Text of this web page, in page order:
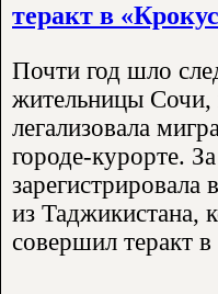
теракт в
Почти год шло
жительницы Сочи,
легализовала
городе-курорте.
зарегистрировала
из Таджикистана,
совершил теракт